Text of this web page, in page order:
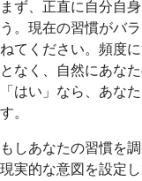
まず、正直に自分自
う。現在の習慣がバ
ねてください。頻度
となく、自然にあな
「はい」なら、あな
す。
もしあなたの習慣を
現実的な意図を設定